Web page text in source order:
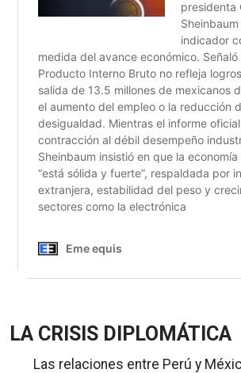
LA CRISIS DIPLOMÁTICA
Las relaciones entre Perú y